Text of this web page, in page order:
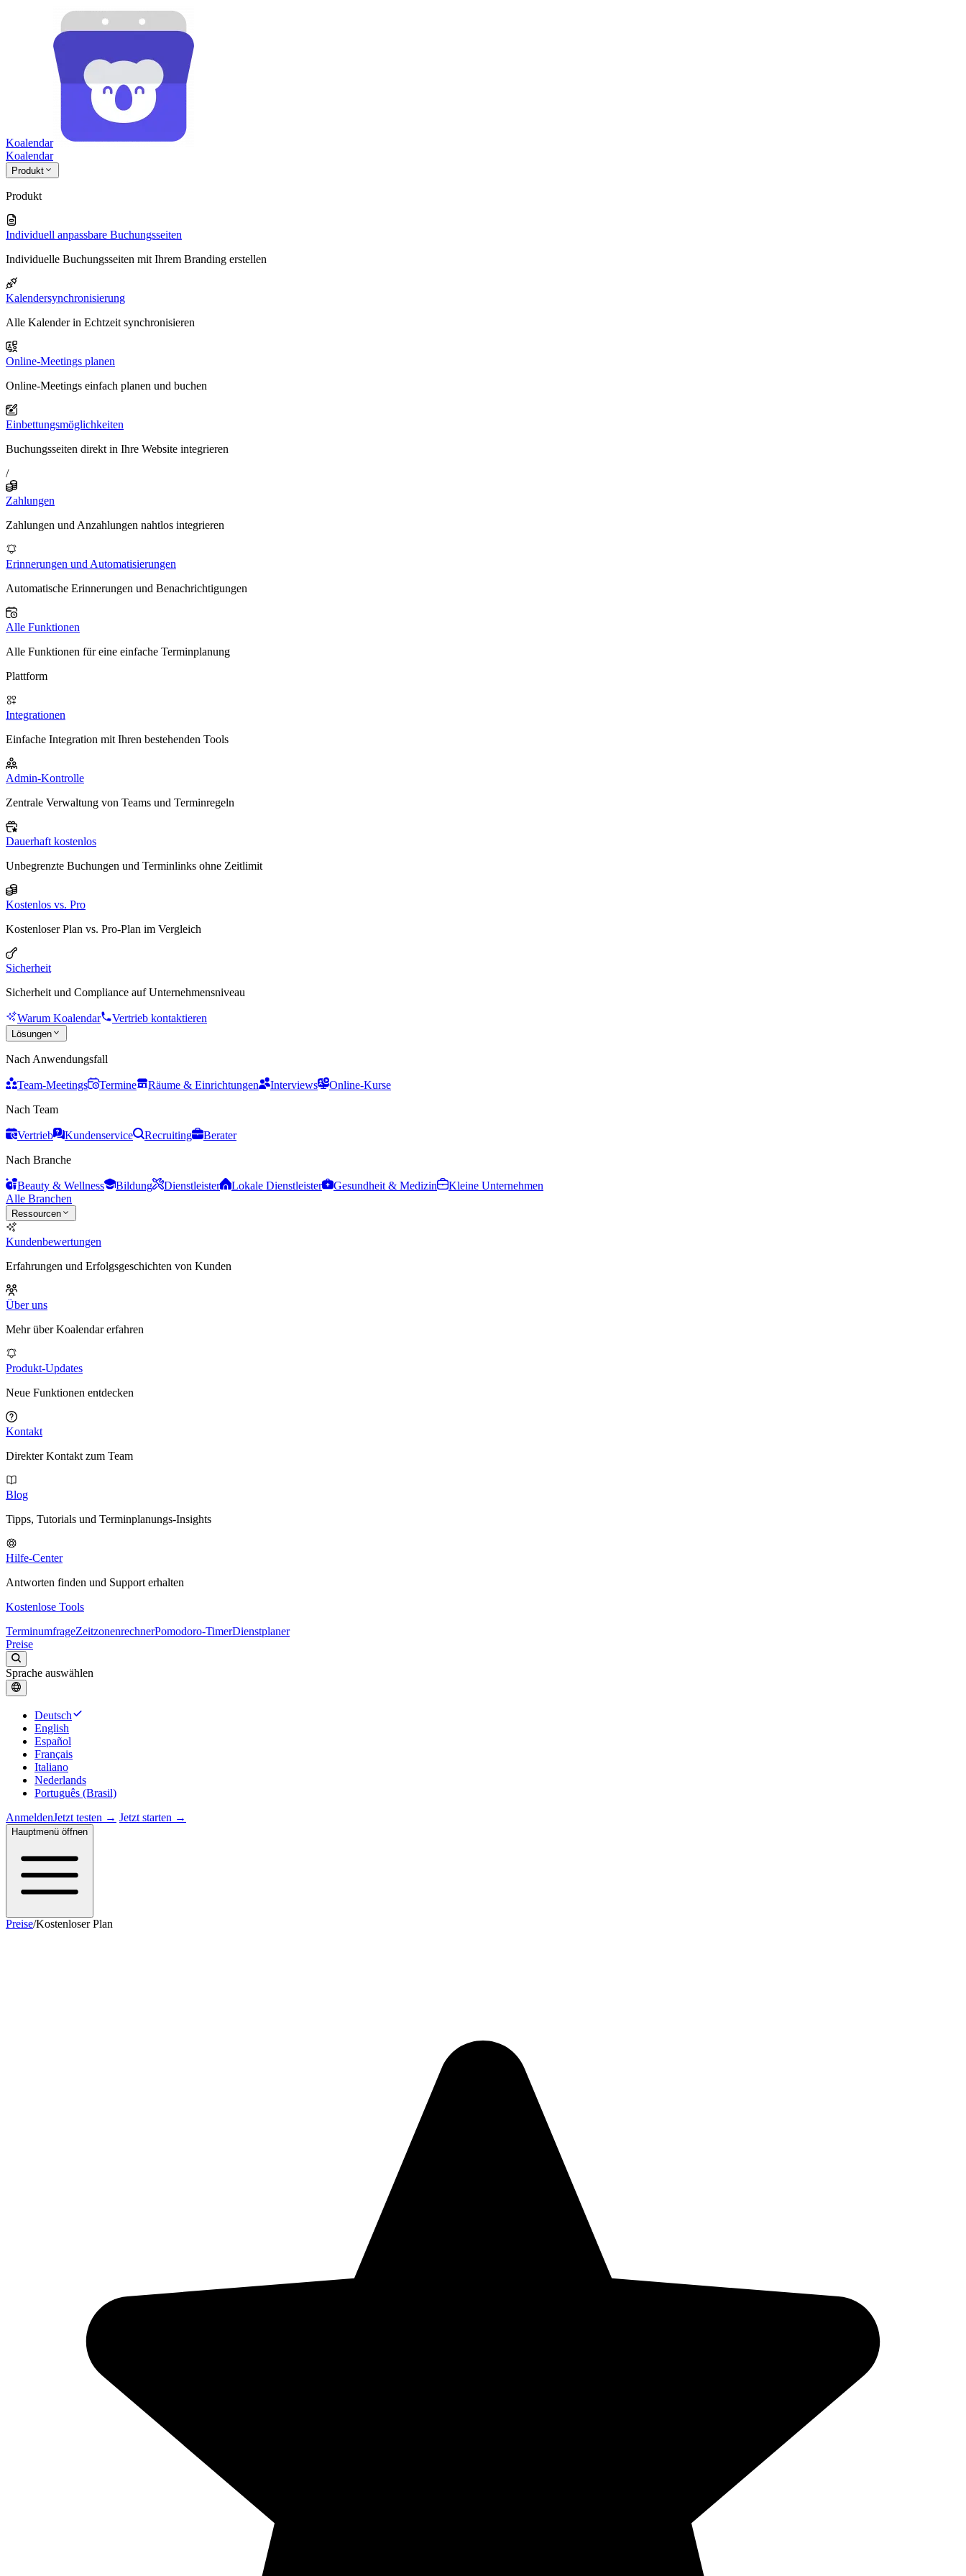
Koalendar
Koalendar
Produkt
Produkt
Individuell anpassbare Buchungsseiten
Individuelle Buchungsseiten mit Ihrem Branding erstellen
Kalendersynchronisierung
Alle Kalender in Echtzeit synchronisieren
Online-Meetings planen
Online-Meetings einfach planen und buchen
Einbettungsmöglichkeiten
Buchungsseiten direkt in Ihre Website integrieren
/
Zahlungen
Zahlungen und Anzahlungen nahtlos integrieren
Erinnerungen und Automatisierungen
Automatische Erinnerungen und Benachrichtigungen
Alle Funktionen
Alle Funktionen für eine einfache Terminplanung
Plattform
Integrationen
Einfache Integration mit Ihren bestehenden Tools
Admin-Kontrolle
Zentrale Verwaltung von Teams und Terminregeln
Dauerhaft kostenlos
Unbegrenzte Buchungen und Terminlinks ohne Zeitlimit
Kostenlos vs. Pro
Kostenloser Plan vs. Pro-Plan im Vergleich
Sicherheit
Sicherheit und Compliance auf Unternehmensniveau
Warum Koalendar Vertrieb kontaktieren
Lösungen
Nach Anwendungsfall
Team-Meetings Termine Räume & Einrichtungen Interviews
Online-Kurse
Nach Team
Vertrieb Kundenservice Recruiting
Berater
Nach Branche
Beauty & Wellness Bildung Dienstleister Lokale Dienstleister Gesundheit & Medizin
Kleine Unternehmen
Alle Branchen
Ressourcen
Kundenbewertungen
Erfahrungen und Erfolgsgeschichten von Kunden
Über uns
Mehr über Koalendar erfahren
Produkt-Updates
Neue Funktionen entdecken
Kontakt
Direkter Kontakt zum Team
Blog
Tipps, Tutorials und Terminplanungs-Insights
Hilfe-Center
Antworten finden und Support erhalten
Kostenlose Tools
TerminumfrageZeitzonenrechnerPomodoro-TimerDienstplaner
Preise
Sprache auswählen
Deutsch
English
Español
Français
Italiano
Nederlands
Português (Brasil)
AnmeldenJetzt testen → Jetzt starten →
Hauptmenü öffnen
Preise/Kostenloser Plan